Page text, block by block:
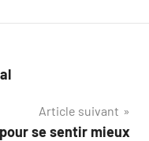
Article suivant
se sentir mieux